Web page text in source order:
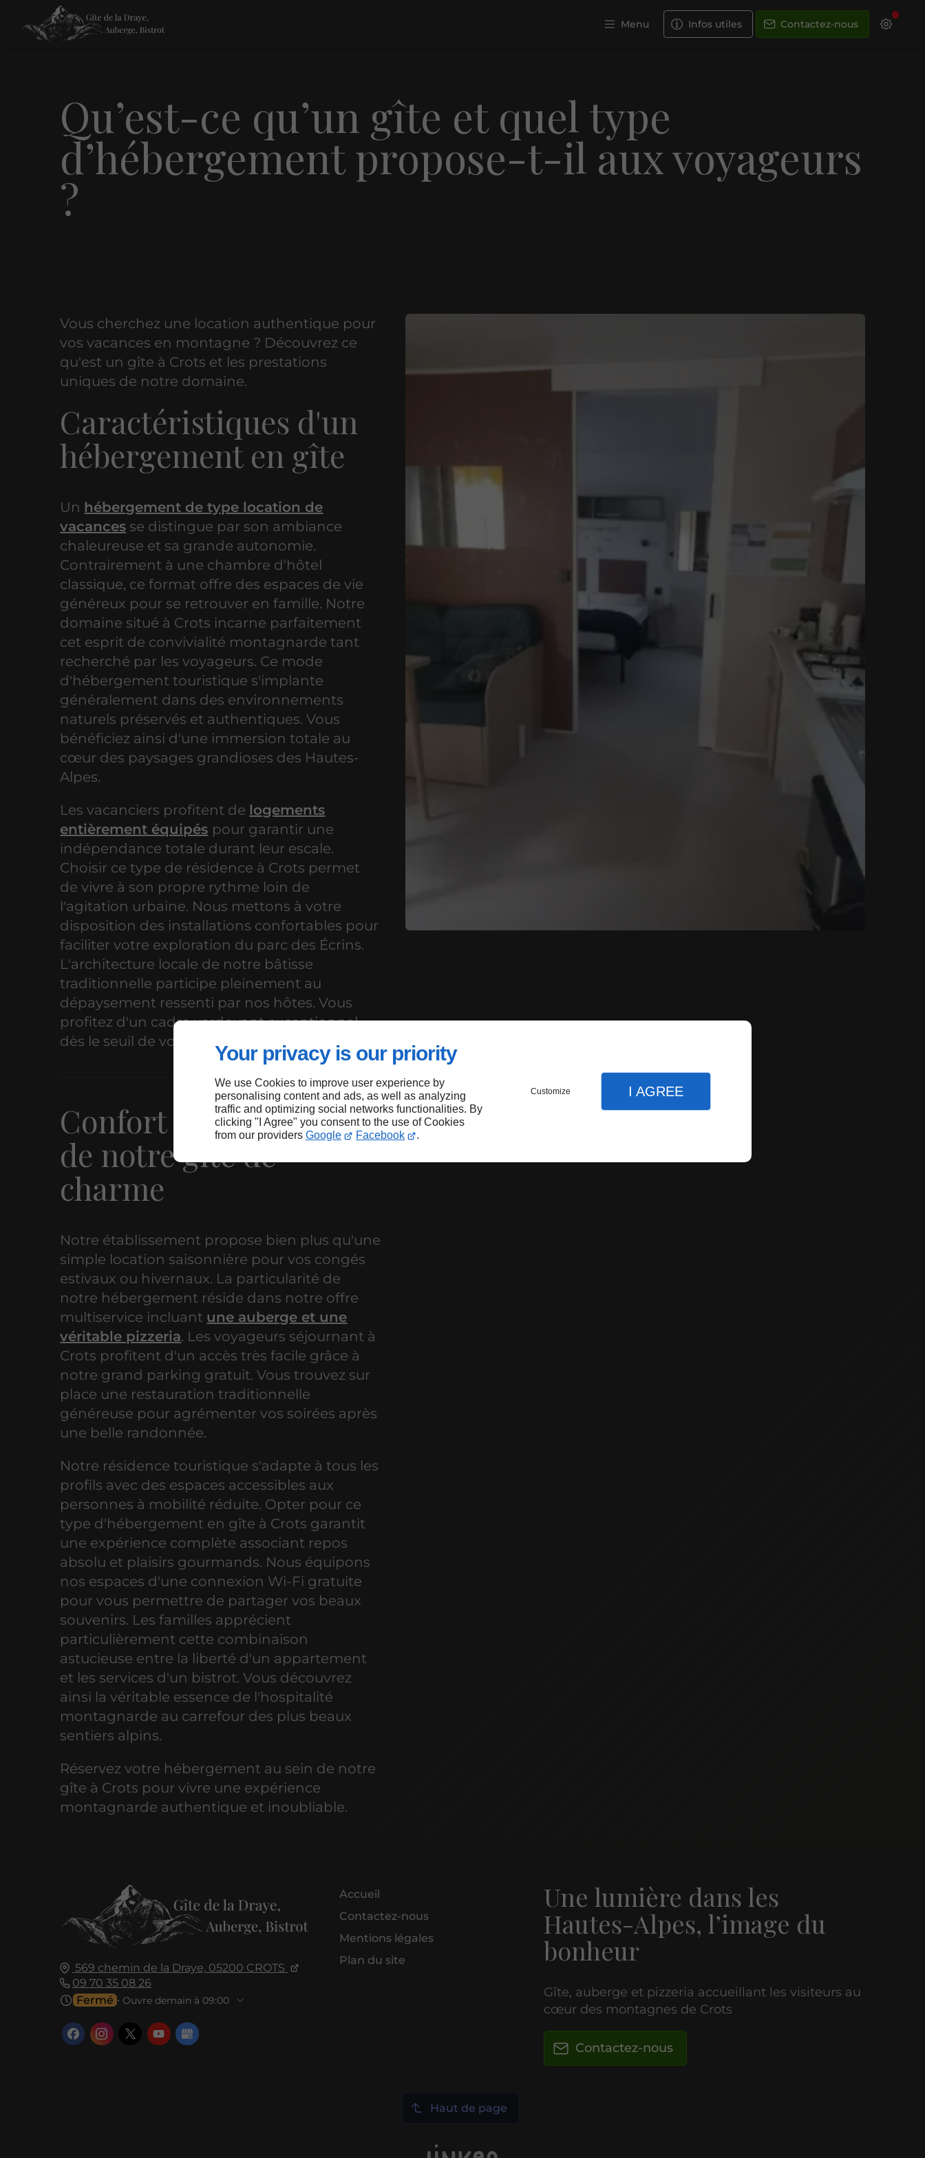
Your privacy is our priority
We use Cookies to improve user experience by
personalising content and ads, as well as analyzing
traffic and optimizing social networks functionalities. By
clicking "I Agree" you consent to the use of Cookies
from our providers Google Facebook .
Customize I AGREE
Menu Infos utiles Contactez-nous
Qu’est-ce qu’un gîte et quel type
d’hébergement propose-t-il aux voyageurs
?
Vous cherchez une location authentique pour
vos vacances en montagne ? Découvrez ce
qu'est un gîte à Crots et les prestations
uniques de notre domaine.
Caractéristiques d'un
hébergement en gîte
Un hébergement de type location de
vacances se distingue par son ambiance
chaleureuse et sa grande autonomie.
Contrairement à une chambre d'hôtel
classique, ce format offre des espaces de vie
généreux pour se retrouver en famille. Notre
domaine situé à Crots incarne parfaitement
cet esprit de convivialité montagnarde tant
recherché par les voyageurs. Ce mode
d'hébergement touristique s'implante
généralement dans des environnements
naturels préservés et authentiques. Vous
bénéficiez ainsi d'une immersion totale au
cœur des paysages grandioses des Hautes-
Alpes.
Les vacanciers profitent de logements
entièrement équipés pour garantir une
indépendance totale durant leur escale.
Choisir ce type de résidence à Crots permet
de vivre à son propre rythme loin de
l'agitation urbaine. Nous mettons à votre
disposition des installations confortables pour
faciliter votre exploration du parc des Écrins.
L'architecture locale de notre bâtisse
traditionnelle participe pleinement au
dépaysement ressenti par nos hôtes. Vous
profitez d'un cadre verdoyant exceptionnel
dès le seuil de votre porte.
Confort et prestations
de notre gîte de
charme
Notre établissement propose bien plus qu'une
simple location saisonnière pour vos congés
estivaux ou hivernaux. La particularité de
notre hébergement réside dans notre offre
multiservice incluant une auberge et une
véritable pizzeria. Les voyageurs séjournant à
Crots profitent d'un accès très facile grâce à
notre grand parking gratuit. Vous trouvez sur
place une restauration traditionnelle
généreuse pour agrémenter vos soirées après
une belle randonnée.
Notre résidence touristique s'adapte à tous les
profils avec des espaces accessibles aux
personnes à mobilité réduite. Opter pour ce
type d'hébergement en gîte à Crots garantit
une expérience complète associant repos
absolu et plaisirs gourmands. Nous équipons
nos espaces d'une connexion Wi-Fi gratuite
pour vous permettre de partager vos beaux
souvenirs. Les familles apprécient
particulièrement cette combinaison
astucieuse entre la liberté d'un appartement
et les services d'un bistrot. Vous découvrez
ainsi la véritable essence de l'hospitalité
montagnarde au carrefour des plus beaux
sentiers alpins.
Réservez votre hébergement au sein de notre
gîte à Crots pour vivre une expérience
montagnarde authentique et inoubliable.
569 chemin de la Draye, 05200 CROTS
09 70 35 08 26
Fermé ⋅ Ouvre demain à 09:00
Accueil
Contactez-nous
Mentions légales
Plan du site
Une lumière dans les
Hautes-Alpes, l’image du
bonheur
Gîte, auberge et pizzeria accueillant les visiteurs au
cœur des montagnes de Crots
Contactez-nous
Haut de page